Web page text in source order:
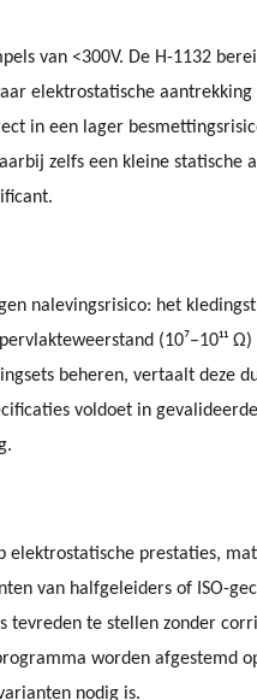
van <300V. De H-1132
elektrostatische
in een lager
zelfs een kleine statische
nalevingsrisico: het
(10⁷–10¹¹
beheren, vertaalt deze
voldoet in
elektrostatische prestaties,
van halfgeleiders of ISO-
te stellen zonder
worden afgestemd
nodig is.